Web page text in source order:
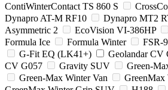
ContiWinterContact TS 860 S
Dynapro AT-M RF10
Dynapro MT2
Asymmetric 2
EcoVision VI-386HP
Formula Ice
Formula Winter FSR-
G-Fit EQ (LK41+)
Geolandar CV
CV G057
Gravity SUV
Green-
Green-Max Winter Van
GreenMax